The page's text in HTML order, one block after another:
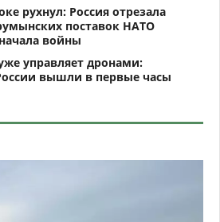
рухнул: Россия отрезала
поставок НАТО
войны
управляет дронами:
вышли в первые часы